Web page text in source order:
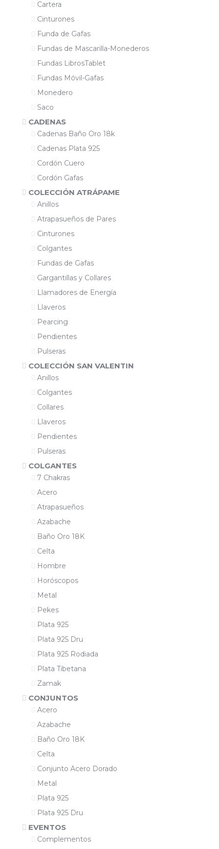
Cartera
Cinturones
Funda de Gafas
Fundas de Mascarilla-Monederos
Fundas LibrosTablet
Fundas Móvil-Gafas
Monedero
Saco
CADENAS
Cadenas Baño Oro 18k
Cadenas Plata 925
Cordón Cuero
Cordón Gafas
COLECCIÓN ATRÁPAME
Anillos
Atrapasueños de Pares
Cinturones
Colgantes
Fundas de Gafas
Gargantillas y Collares
Llamadores de Energía
Llaveros
Pearcing
Pendientes
Pulseras
COLECCIÓN SAN VALENTIN
Anillos
Colgantes
Collares
Llaveros
Pendientes
Pulseras
COLGANTES
7 Chakras
Acero
Atrapasueños
Azabache
Baño Oro 18K
Celta
Hombre
Horóscopos
Metal
Pekes
Plata 925
Plata 925 Dru
Plata 925 Rodiada
Plata Tibetana
Zamak
CONJUNTOS
Acero
Azabache
Baño Oro 18K
Celta
Conjunto Acero Dorado
Metal
Plata 925
Plata 925 Dru
EVENTOS
Complementos